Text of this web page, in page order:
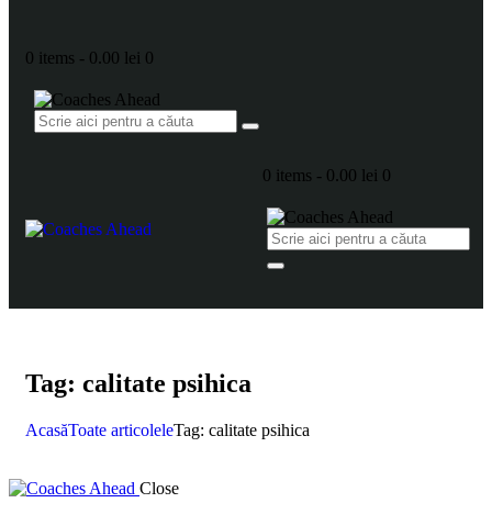
0 items - 0.00 lei 0
0 items - 0.00 lei 0
Tag: calitate psihica
AcasăToate articoleleTag: calitate psihica
Close